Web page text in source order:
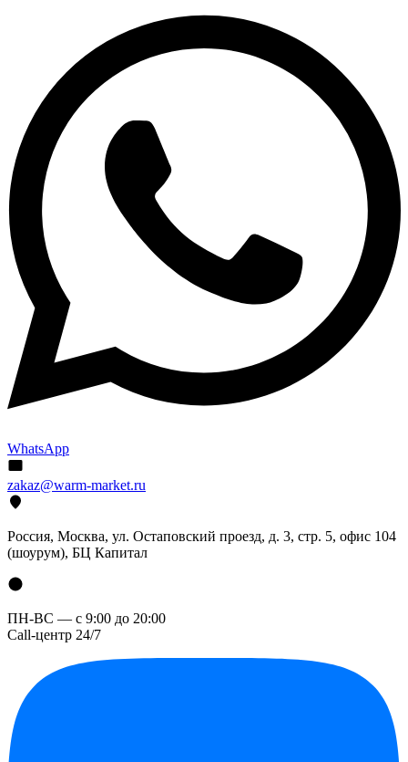
WhatsApp
zakaz@warm-market.ru
Россия, Москва, ул. Остаповский проезд, д. 3, стр. 5, офис 104
(шоурум), БЦ Капитал
ПН-ВС — с 9:00 до 20:00
Call-центр 24/7